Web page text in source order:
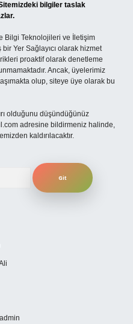
bilgiler taslak
Bilgi Teknolojileri ve İletişim
Yer Sağlayıcı olarak hizmet
proaktif olarak denetleme
Ancak, üyelerimiz
olup, siteye üye olarak bu
olduğunu düşündüğünüz
adresine bildirmeniz halinde,
kaldırılacaktır.
admin